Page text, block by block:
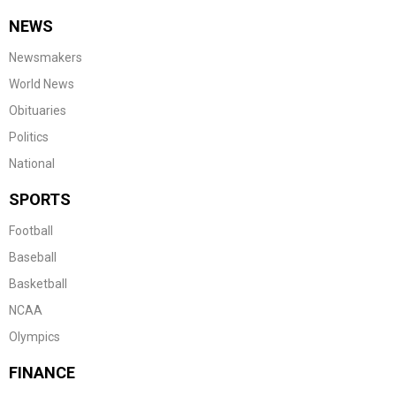
NEWS
Newsmakers
World News
Obituaries
Politics
National
SPORTS
Football
Baseball
Basketball
NCAA
Olympics
FINANCE